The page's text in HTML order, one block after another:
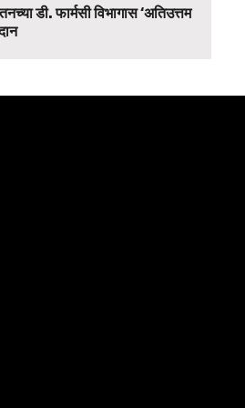
डी. फार्मसी विभागास ‘अतिउत्तम